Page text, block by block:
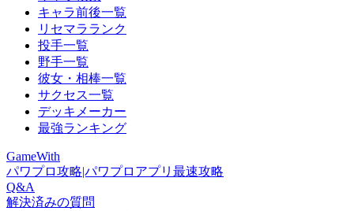
キャラ前後一覧
リセマラランク
投手一覧
野手一覧
彼女・相棒一覧
サクセス一覧
デッキメーカー
最強ランキング
GameWith
パワプロ攻略|パワプロアプリ最速攻略
Q&A
解決済みの質問